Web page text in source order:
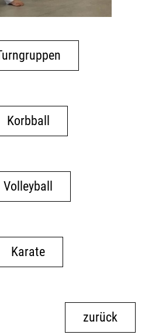
Korbball
Volleyball
Karate
zurück